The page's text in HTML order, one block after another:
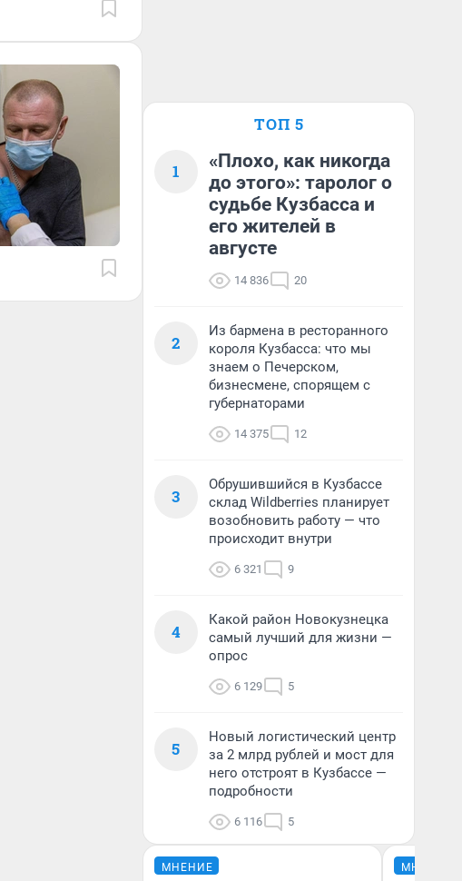
ТОП 5
1
«Плохо, как никогда
до этого»: таролог о
судьбе Кузбасса и
его жителей в
августе
14 836 20
2
Из бармена в ресторанного
короля Кузбасса: что мы
знаем о Печерском,
бизнесмене, спорящем с
губернаторами
14 375 12
3
Обрушившийся в Кузбассе
склад Wildberries планирует
возобновить работу — что
происходит внутри
6 321 9
4
Какой район Новокузнецка
самый лучший для жизни —
опрос
6 129 5
5
Новый логистический центр
за 2 млрд рублей и мост для
него отстроят в Кузбассе —
подробности
6 116 5
МНЕНИЕ МНЕНИЕ